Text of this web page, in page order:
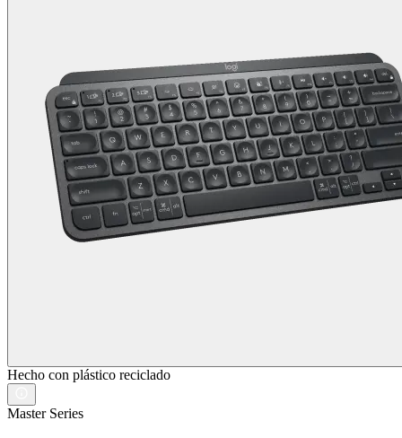
Hecho con plástico reciclado
Master Series